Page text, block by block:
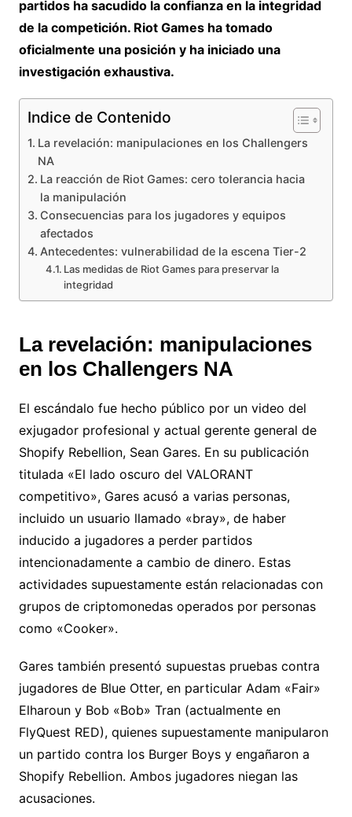
partidos ha sacudido la confianza en la integridad
de la competición. Riot Games ha tomado
oficialmente una posición y ha iniciado una
investigación exhaustiva.
Indice de Contenido
La revelación: manipulaciones en los Challengers
NA
La reacción de Riot Games: cero tolerancia hacia
la manipulación
Consecuencias para los jugadores y equipos
afectados
Antecedentes: vulnerabilidad de la escena Tier-2
Las medidas de Riot Games para preservar la
integridad
La revelación: manipulaciones
en los Challengers NA
El escándalo fue hecho público por un video del
exjugador profesional y actual gerente general de
Shopify Rebellion, Sean Gares. En su publicación
titulada «El lado oscuro del VALORANT
competitivo», Gares acusó a varias personas,
incluido un usuario llamado «bray», de haber
inducido a jugadores a perder partidos
intencionadamente a cambio de dinero. Estas
actividades supuestamente están relacionadas con
grupos de criptomonedas operados por personas
como «Cooker».
Gares también presentó supuestas pruebas contra
jugadores de Blue Otter, en particular Adam «Fair»
Elharoun y Bob «Bob» Tran (actualmente en
FlyQuest RED), quienes supuestamente manipularon
un partido contra los Burger Boys y engañaron a
Shopify Rebellion. Ambos jugadores niegan las
acusaciones.